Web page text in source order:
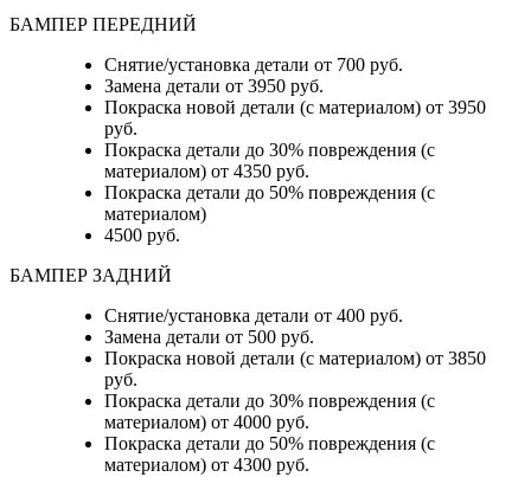
БАМПЕР ПЕРЕДНИЙ
Снятие/установка детали от 700 руб.
Замена детали от 3950 руб.
Покраска новой детали (с материалом) от 3950
руб.
Покраска детали до 30% повреждения (с
материалом) от 4350 руб.
Покраска детали до 50% повреждения (с
материалом)
4500 руб.
БАМПЕР ЗАДНИЙ
Снятие/установка детали от 400 руб.
Замена детали от 500 руб.
Покраска новой детали (с материалом) от 3850
руб.
Покраска детали до 30% повреждения (с
материалом) от 4000 руб.
Покраска детали до 50% повреждения (с
материалом) от 4300 руб.